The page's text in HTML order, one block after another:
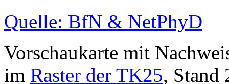
Quelle: BfN & NetPhyD
Vorschaukarte mit
im Raster der TK25, Stand